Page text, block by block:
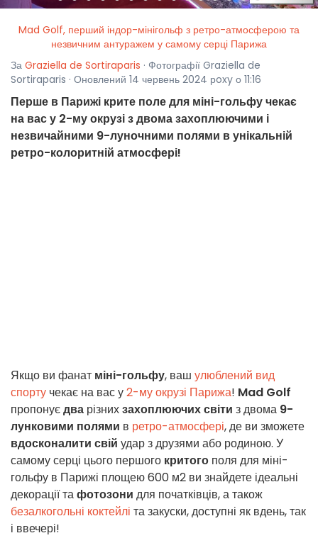
Mad Golf, перший індор-мінігольф з ретро-атмосферою та
незвичним антуражем у самому серці Парижа
За Graziella de Sortiraparis · Фотографії Graziella de
Sortiraparis · Оновлений 14 червень 2024 рoxy о 11:16
Перше в Парижі крите поле для міні-гольфу чекає
на вас у 2-му окрузі з двома захоплюючими і
незвичайними 9-луночними полями в унікальній
ретро-колоритній атмосфері!
Якщо ви фанат міні-гольфу, ваш улюблений вид
спорту чекає на вас у2-му окрузі Парижа! Mad Golf
пропонуєдва різнихзахоплюючих світи з двома 9-
лунковими полями в ретро-атмосфері, де ви зможете
вдосконалити свій удар з друзями або родиною. У
самому серці цього першого критого поля для міні-
гольфу в Парижі площею 600 м2 ви знайдете ідеальні
декорації тафотозони для початківців, а також
безалкогольні коктейлі та закуски, доступні як вдень, так
і ввечері!